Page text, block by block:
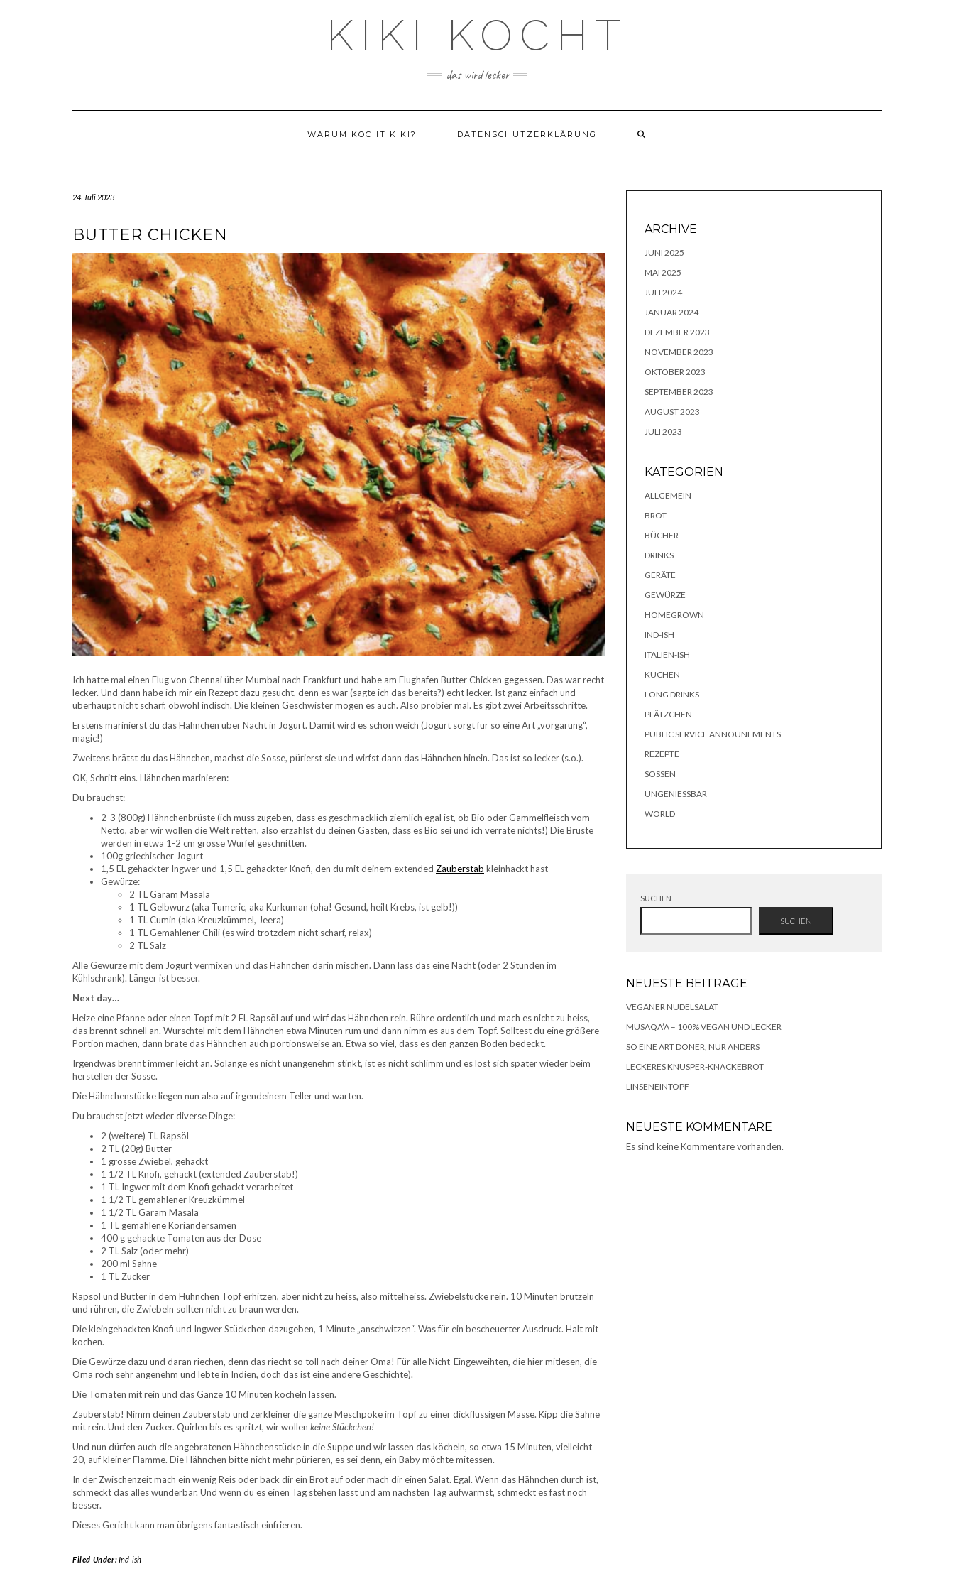
KIKI KOCHT
das wird lecker
WARUM KOCHT KIKI? DATENSCHUTZERKLÄRUNG
24. Juli 2023
BUTTER CHICKEN
Ich hatte mal einen Flug von Chennai über Mumbai nach Frankfurt und habe am Flughafen Butter Chicken gegessen. Das war recht
lecker. Und dann habe ich mir ein Rezept dazu gesucht, denn es war (sagte ich das bereits?) echt lecker. Ist ganz einfach und
überhaupt nicht scharf, obwohl indisch. Die kleinen Geschwister mögen es auch. Also probier mal. Es gibt zwei Arbeitsschritte.
Erstens marinierst du das Hähnchen über Nacht in Jogurt. Damit wird es schön weich (Jogurt sorgt für so eine Art „vorgarung“,
magic!)
Zweitens brätst du das Hähnchen, machst die Sosse, pürierst sie und wirfst dann das Hähnchen hinein. Das ist so lecker (s.o.).
OK, Schritt eins. Hähnchen marinieren:
Du brauchst:
2-3 (800g) Hähnchenbrüste (ich muss zugeben, dass es geschmacklich ziemlich egal ist, ob Bio oder Gammelfleisch vom
Netto, aber wir wollen die Welt retten, also erzählst du deinen Gästen, dass es Bio sei und ich verrate nichts!) Die Brüste
werden in etwa 1-2 cm grosse Würfel geschnitten.
100g griechischer Jogurt
1,5 EL gehackter Ingwer und 1,5 EL gehackter Knofi, den du mit deinem extended Zauberstab kleinhackt hast
Gewürze:
2 TL Garam Masala
1 TL Gelbwurz (aka Tumeric, aka Kurkuman (oha! Gesund, heilt Krebs, ist gelb!))
1 TL Cumin (aka Kreuzkümmel, Jeera)
1 TL Gemahlener Chili (es wird trotzdem nicht scharf, relax)
2 TL Salz
Alle Gewürze mit dem Jogurt vermixen und das Hähnchen darin mischen. Dann lass das eine Nacht (oder 2 Stunden im
Kühlschrank). Länger ist besser.
Next day…
Heize eine Pfanne oder einen Topf mit 2 EL Rapsöl auf und wirf das Hähnchen rein. Rühre ordentlich und mach es nicht zu heiss,
das brennt schnell an. Wurschtel mit dem Hähnchen etwa Minuten rum und dann nimm es aus dem Topf. Solltest du eine größere
Portion machen, dann brate das Hähnchen auch portionsweise an. Etwa so viel, dass es den ganzen Boden bedeckt.
Irgendwas brennt immer leicht an. Solange es nicht unangenehm stinkt, ist es nicht schlimm und es löst sich später wieder beim
herstellen der Sosse.
Die Hähnchenstücke liegen nun also auf irgendeinem Teller und warten.
Du brauchst jetzt wieder diverse Dinge:
2 (weitere) TL Rapsöl
2 TL (20g) Butter
1 grosse Zwiebel, gehackt
1 1/2 TL Knofi, gehackt (extended Zauberstab!)
1 TL Ingwer mit dem Knofi gehackt verarbeitet
1 1/2 TL gemahlener Kreuzkümmel
1 1/2 TL Garam Masala
1 TL gemahlene Koriandersamen
400 g gehackte Tomaten aus der Dose
2 TL Salz (oder mehr)
200 ml Sahne
1 TL Zucker
Rapsöl und Butter in dem Hühnchen Topf erhitzen, aber nicht zu heiss, also mittelheiss. Zwiebelstücke rein. 10 Minuten brutzeln
und rühren, die Zwiebeln sollten nicht zu braun werden.
Die kleingehackten Knofi und Ingwer Stückchen dazugeben, 1 Minute „anschwitzen“. Was für ein bescheuerter Ausdruck. Halt mit
kochen.
Die Gewürze dazu und daran riechen, denn das riecht so toll nach deiner Oma! Für alle Nicht-Eingeweihten, die hier mitlesen, die
Oma roch sehr angenehm und lebte in Indien, doch das ist eine andere Geschichte).
Die Tomaten mit rein und das Ganze 10 Minuten köcheln lassen.
Zauberstab! Nimm deinen Zauberstab und zerkleiner die ganze Meschpoke im Topf zu einer dickflüssigen Masse. Kipp die Sahne
mit rein. Und den Zucker. Quirlen bis es spritzt, wir wollen keine Stückchen!
Und nun dürfen auch die angebratenen Hähnchenstücke in die Suppe und wir lassen das köcheln, so etwa 15 Minuten, vielleicht
20, auf kleiner Flamme. Die Hähnchen bitte nicht mehr pürieren, es sei denn, ein Baby möchte mitessen.
In der Zwischenzeit mach ein wenig Reis oder back dir ein Brot auf oder mach dir einen Salat. Egal. Wenn das Hähnchen durch ist,
schmeckt das alles wunderbar. Und wenn du es einen Tag stehen lässt und am nächsten Tag aufwärmst, schmeckt es fast noch
besser.
Dieses Gericht kann man übrigens fantastisch einfrieren.
Filed Under:Ind-ish
ARCHIVE
JUNI 2025
MAI 2025
JULI 2024
JANUAR 2024
DEZEMBER 2023
NOVEMBER 2023
OKTOBER 2023
SEPTEMBER 2023
AUGUST 2023
JULI 2023
KATEGORIEN
ALLGEMEIN
BROT
BÜCHER
DRINKS
GERÄTE
GEWÜRZE
HOMEGROWN
IND-ISH
ITALIEN-ISH
KUCHEN
LONG DRINKS
PLÄTZCHEN
PUBLIC SERVICE ANNOUNEMENTS
REZEPTE
SOSSEN
UNGENIESSBAR
WORLD
SUCHEN
SUCHEN
NEUESTE BEITRÄGE
VEGANER NUDELSALAT
MUSAQA’A – 100% VEGAN UND LECKER
SO EINE ART DÖNER, NUR ANDERS
LECKERES KNUSPER-KNÄCKEBROT
LINSENEINTOPF
NEUESTE KOMMENTARE
Es sind keine Kommentare vorhanden.